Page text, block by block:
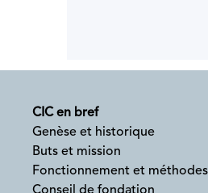
CIC en bref
Genèse et historique
Buts et mission
Fonctionnement et méthodes